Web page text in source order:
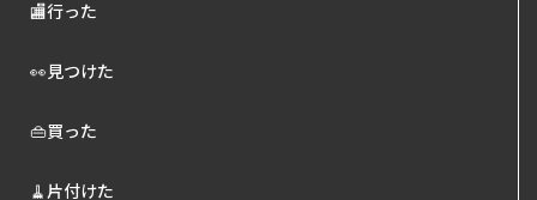
🏬行った
👀見つけた
👜買った
🧹片付けた